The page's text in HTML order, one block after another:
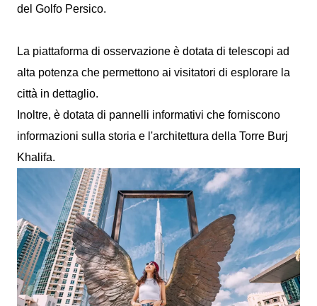
del Golfo Persico.
La piattaforma di osservazione è dotata di telescopi ad
alta potenza che permettono ai visitatori di esplorare la
città in dettaglio.
Inoltre, è dotata di pannelli informativi che forniscono
informazioni sulla storia e l'architettura della Torre Burj
Khalifa.